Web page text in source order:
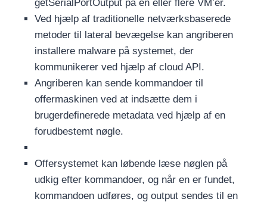
getSerialPortOutput på en eller flere VM’er.
Ved hjælp af traditionelle netværksbaserede
metoder til lateral bevægelse kan angriberen
installere malware på systemet, der
kommunikerer ved hjælp af cloud API.
Angriberen kan sende kommandoer til
offermaskinen ved at indsætte dem i
brugerdefinerede metadata ved hjælp af en
forudbestemt nøgle.
Offersystemet kan løbende læse nøglen på
udkig efter kommandoer, og når en er fundet,
kommandoen udføres, og output sendes til en